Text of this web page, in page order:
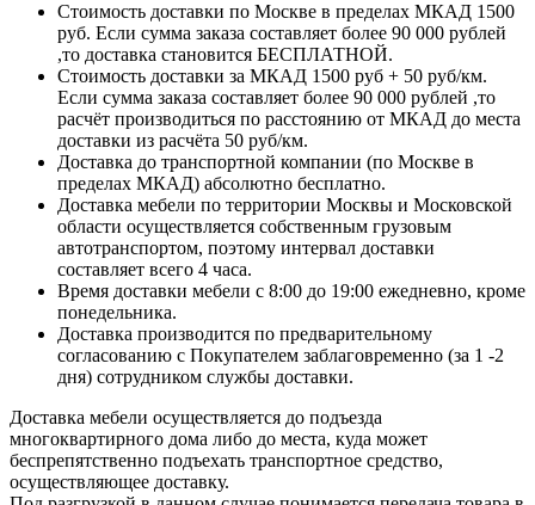
Стоимость доставки по Москве в пределах МКАД 1500
руб. Если сумма заказа составляет более 90 000 рублей
,то доставка становится БЕСПЛАТНОЙ.
Стоимость доставки за МКАД 1500 руб + 50 руб/км.
Если сумма заказа составляет более 90 000 рублей ,то
расчёт производиться по расстоянию от МКАД до места
доставки из расчёта 50 руб/км.
Доставка до транспортной компании (по Москве в
пределах МКАД) абсолютно бесплатно.
Доставка мебели по территории Москвы и Московской
области осуществляется собственным грузовым
автотранспортом, поэтому интервал доставки
составляет всего 4 часа.
Время доставки мебели с 8:00 до 19:00 ежедневно, кроме
понедельника.
Доставка производится по предварительному
согласованию с Покупателем заблаговременно (за 1 -2
дня) сотрудником службы доставки.
Доставка мебели осуществляется до подъезда
многоквартирного дома либо до места, куда может
беспрепятственно подъехать транспортное средство,
осуществляющее доставку.